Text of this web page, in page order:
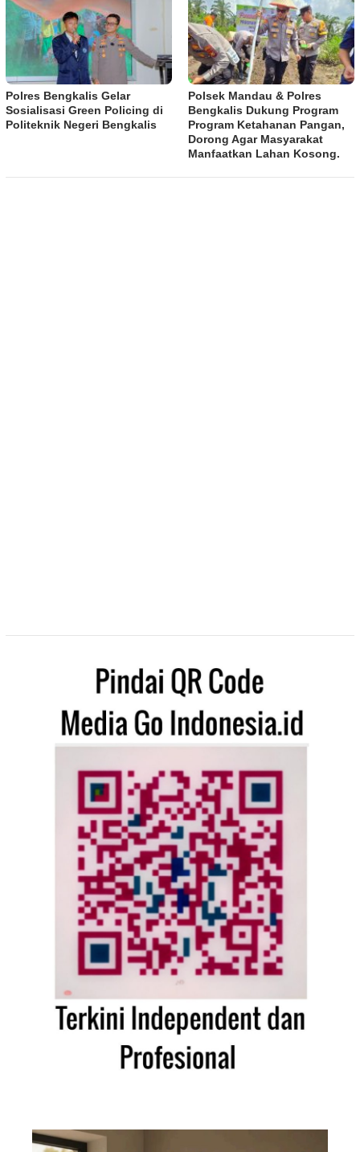
Polres Bengkalis Gelar
Sosialisasi Green Policing di
Politeknik Negeri Bengkalis
Polsek Mandau & Polres
Bengkalis Dukung Program
Program Ketahanan Pangan,
Dorong Agar Masyarakat
Manfaatkan Lahan Kosong.